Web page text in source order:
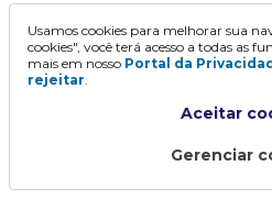
Usamos cookies para melhorar sua
cookies", você terá acesso a todas as
mais em nosso Portal da
rejeitar.
Aceitar
Gerenciar